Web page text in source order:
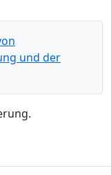
und der